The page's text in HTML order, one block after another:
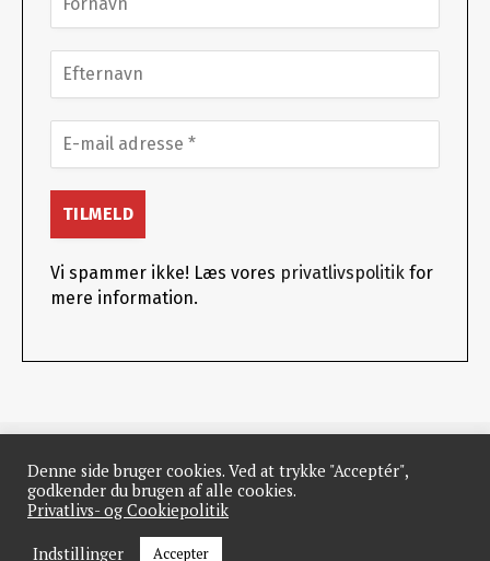
Vi spammer ikke! Læs vores privatlivspolitik for
mere information.
© 2026 MarketConnect
Nyheder Podcast Video
Bliv ConnectPartner
Denne side bruger cookies. Ved at trykke "Acceptér",
godkender du brugen af alle cookies.
Privatlivs- og Cookiepolitik
Indstillinger Accepter